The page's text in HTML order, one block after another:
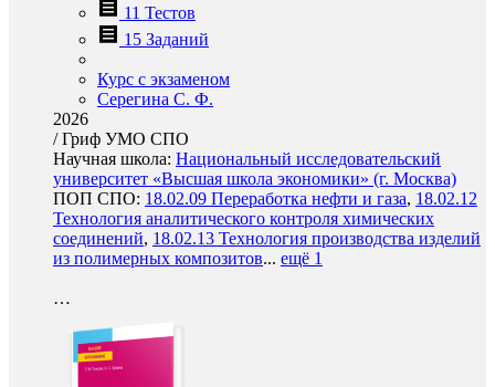
11 Тестов
15 Заданий
Курс с экзаменом
Серегина С. Ф.
2026
/Гриф УМО СПО
Научная школа: Национальный исследовательский
университет «Высшая школа экономики» (г. Москва)
ПОП СПО: 18.02.09 Переработка нефти и газа, 18.02.12
Технология аналитического контроля химических
соединений, 18.02.13 Технология производства изделий
из полимерных композитов... ещё 1
…